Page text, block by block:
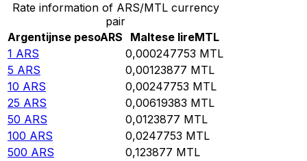
Rate information of ARS/MTL currency
pair
Argentijnse pesoARS Maltese lireMTL
1 ARS 0,000247753 MTL
5 ARS 0,00123877 MTL
10 ARS 0,00247753 MTL
25 ARS 0,00619383 MTL
50 ARS 0,0123877 MTL
100 ARS 0,0247753 MTL
500 ARS 0,123877 MTL